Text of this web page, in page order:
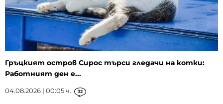
Гръцкият остров Сирос търси гледачи на котки:
Работният ден е...
04.08.2026 | 00:05 ч. 32